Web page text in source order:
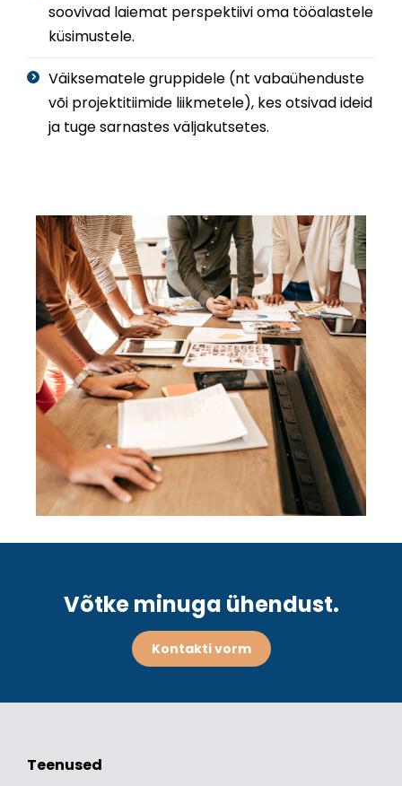
soovivad laiemat perspektiivi oma tööalastele
küsimustele.
Väiksematele gruppidele (nt vabaühenduste
või projektitiimide liikmetele), kes otsivad ideid
ja tuge sarnastes väljakutsetes.
Võtke minuga ühendust.
Kontakti vorm
Teenused